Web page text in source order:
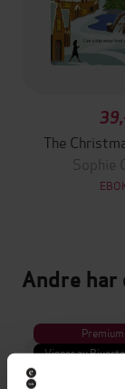
The
Sophie
Andre
Premium
Vinner av